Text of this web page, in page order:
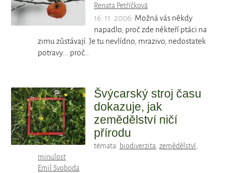
Renata Petříčková
16. 11. 2006: Možná vás někdy
napadlo, proč zde někteří ptáci na
zimu zůstávají. Je tu nevlídno, mrazivo, nedostatek
potravy... proč…
Švýcarský stroj času
dokazuje, jak
zemědělství ničí
přírodu
témata: biodiverzita, zemědělství,
minulost
Emil Svoboda